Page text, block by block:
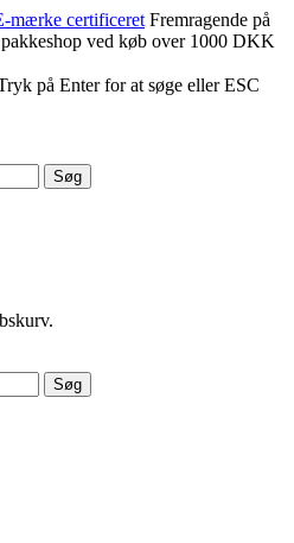
mærke certificeret Fremragende på
ved køb over 1000 DKK
på Enter for at søge eller ESC
Søg
Søg